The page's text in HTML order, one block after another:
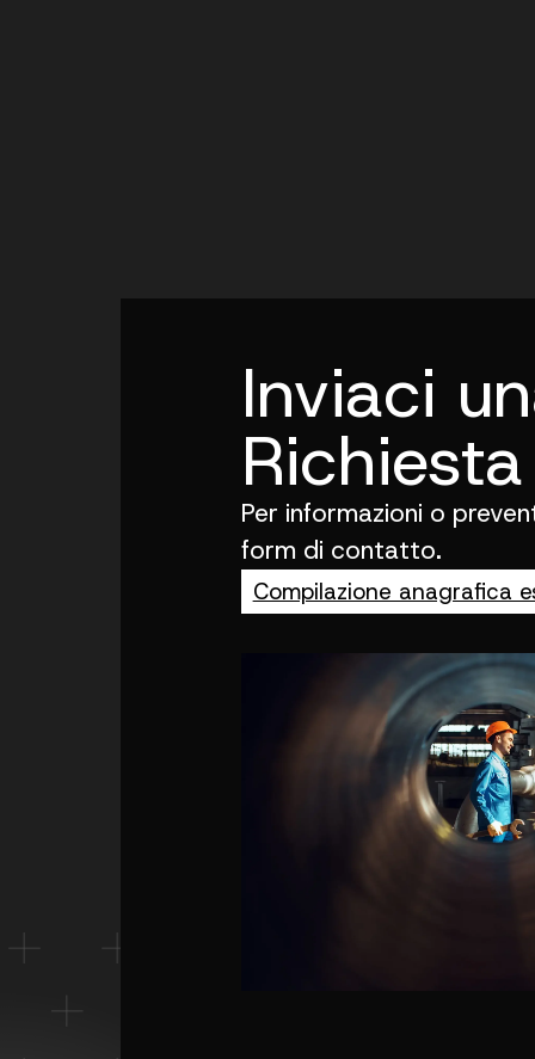
Inviaci
Richiesta
Per informazioni o
form di contatto.
Compilazione anagrafica